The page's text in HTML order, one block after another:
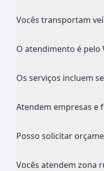
Vocês transportam
O atendimento é pelo
Os serviços incluem
Atendem empresas e
Posso solicitar
Vocês atendem zona